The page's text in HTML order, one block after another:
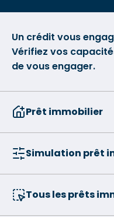
Un crédit vous
Vérifiez vos
de vous engager.
Prêt immobilier
Simulation prêt
Tous les prêts